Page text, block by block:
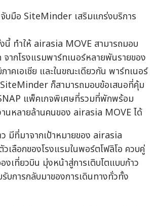
นี้ ทำให้ airasia MOVE สามารถมอบ
ากโรงแรมพาร์ทเนอร์หลายพันรายของ
คเอเชีย และในขณะเดียวกัน พาร์ทเนอร์
ก็สามารถมอบข้อเสนอที่คุ้ม
แพ็คเกจพิเศษที่รวมที่พักพร้อม
านหลายล้านคนของ airasia MOVE ได้
มีที่มาจากเป้าหมายของ airasia
เลือกของโรงแรมในพอร์ตโฟลิโอ ควบคู่
งเที่ยวบิน มุ่งหน้าสู่การเติบโตแบบก้าว
รับการกลับมาของการเดินทางทั่วทั้ง